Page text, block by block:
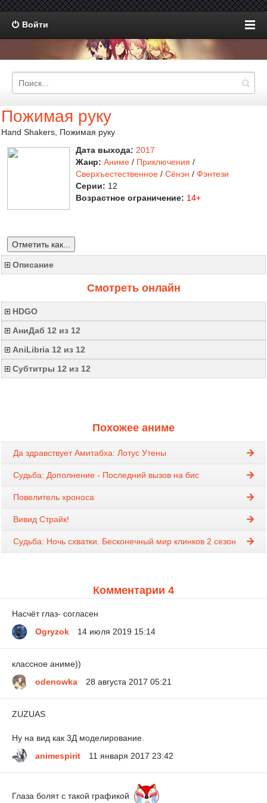
Войти
Пожимая руку
Hand Shakers, Пожимая руку
Дата выхода: 2017
Жанр: Аниме / Приключения /
Сверхъестественное / Сёнэн / Фэнтези
Серии: 12
Возрастное ограничение: 14+
Отметить как...
Описание
Смотреть онлайн
HDGO
АниДаб 12 из 12
AniLibria 12 из 12
Субтитры 12 из 12
Похожее аниме
Да здравствует Амитабха: Лотус Утены
Судьба: Дополнение - Последний вызов на бис
Повелитель хроноса
Вивид Страйк!
Судьба: Ночь схватки. Бесконечный мир клинков 2 сезон
Комментарии 4
Насчёт глаз- согласен
Ogryzok
14 июля 2019 15:14
классное аниме))
odenowka
28 августа 2017 05:21
ZUZUAS
Ну на вид как 3Д моделирование.
animespirit
11 января 2017 23:42
Глаза болят с такой графикой